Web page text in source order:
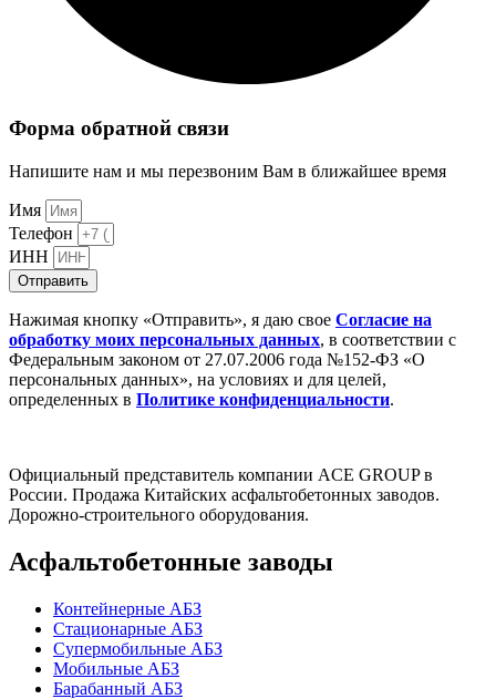
Форма обратной связи
Напишите нам и мы перезвоним Вам в ближайшее время
Имя
Телефон
ИНН
Отправить
Нажимая кнопку «Отправить», я даю свое Cогласие на
обработку моих персональных данных, в соответствии с
Федеральным законом от 27.07.2006 года №152-ФЗ «О
персональных данных», на условиях и для целей,
определенных в Политике конфиденциальности.
Официальный представитель компании ACE GROUP в
России. Продажа Китайских асфальтобетонных заводов.
Дорожно-строительного оборудования.
Асфальтобетонные заводы
Контейнерные АБЗ
Стационарные АБЗ
Супермобильные АБЗ
Мобильные АБЗ
Барабанный АБЗ